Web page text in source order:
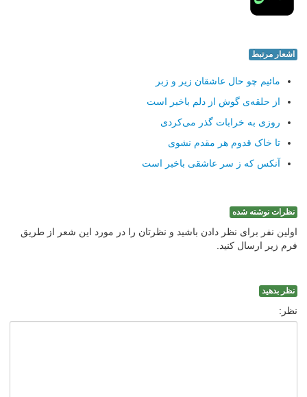
اشعار مرتبط
مائیم چو حال عاشقان زیر و زبر
از حلقه‌ی گوش از دلم باخبر است
روزی به خرابات گذر می‌کردی
تا خاک قدوم هر مقدم نشوی
آنکس که ز سر عاشقی باخبر است
نظرات نوشته شده
اولین نفر برای نظر دادن باشید و نظرتان را در مورد این شعر از طریق
فرم زیر ارسال کنید.
نظر بدهید
نظر: